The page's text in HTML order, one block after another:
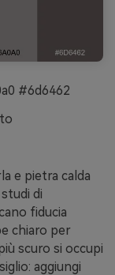
#6d6462
e pietra calda
di
fiducia
chiaro per
scuro si occupi
aggiungi